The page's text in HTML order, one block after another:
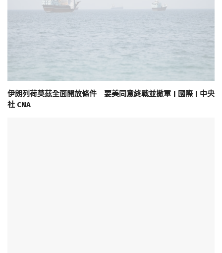
伊朗列荷莫茲全面開放條件 要美同意終戰並撤軍 | 國際 | 中央
社 CNA